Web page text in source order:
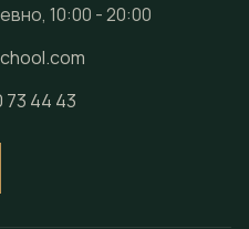
10:00 - 20:00
44 43